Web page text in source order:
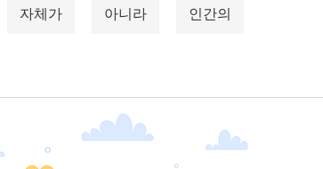
자체가 아니라 인간의